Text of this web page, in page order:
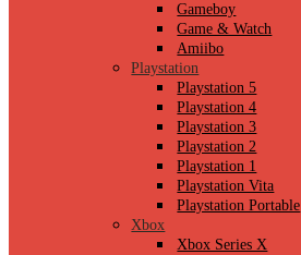
Gameboy
Game & Watch
Amiibo
Playstation
Playstation 5
Playstation 4
Playstation 3
Playstation 2
Playstation 1
Playstation Vita
Playstation Portable
Xbox
Xbox Series X